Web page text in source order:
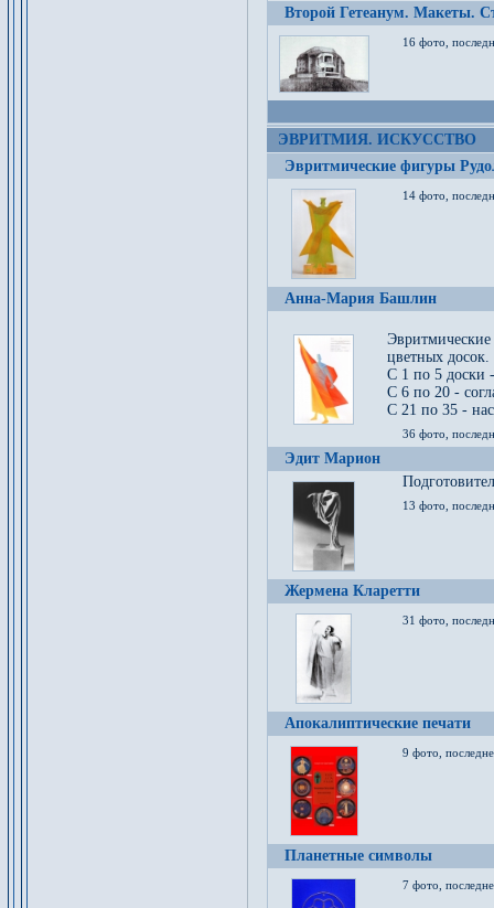
Второй Гетеанум. Макеты.
16 фото,
ЭВРИТМИЯ. ИСКУССТВО
Эвритмические фигуры
14 фото,
Анна-Мария Башлин
цветных досок.
С 1 по 5 доски
С 6 по 20 -
С 21 по 35 -
36 фото,
Эдит Марион
13 фото,
Жермена Кларетти
31 фото,
Апокалиптические печати
9 фото,
Планетные символы
7 фото,